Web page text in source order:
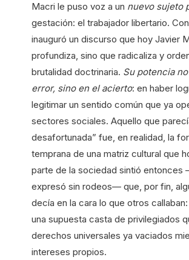
Macri le puso voz a un nuevo sujeto
gestación: el trabajador libertario.
inauguró un discurso que hoy Javier
profundiza, sino que radicaliza y
brutalidad doctrinaria. Su potencia
error, sino en el acierto: en haber
legitimar un sentido común que ya
sectores sociales. Aquello que
desafortunada” fue, en realidad, la
temprana de una matriz cultural que
parte de la sociedad sintió entonces
expresó sin rodeos— que, por fin,
decía en la cara lo que otros
una supuesta casta de privilegiados
derechos universales ya vaciados
intereses propios.